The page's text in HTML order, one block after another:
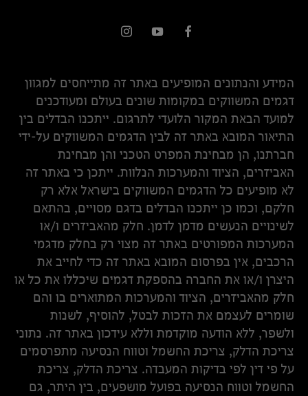
המידע והנתונים המופיעים באתר זה מתייחסים למגוון
דגמים המשווקים במקומות שונים בעולם ומעודכנים
למועד הבאת המקור הלועדי לתרגום. ייתכנו הבדלים בין
התיאור המובא באתר זה לבין הדגמים המשווקים על-ידי
חברתנו, הן מבחינת המפרט הטכני והן מבחינת
האביזרים, הציוד והמערכות הנלוות. ייתכן כי באתר זה
לא מופיעים כל הדגמים המשווקים בישראל אלא רק
חלקם, וכמו כן ייתכנו הבדלים בדגם מסויים, בהתאם
לשינויים הנעשים מדמן לדמן. חלק מהאביזרים ו/או
המערכות המפורטים באתר זה מצוי רק בחלק מדגמי
הרכבים, אין בפרסום המובא באתר זה כדי לחייב את
היצרן ו/או את החברה בהספקת דגמים שיכללו את כל או
חלק מהאביזרים, הציוד והמערכות המתוארים בו והם
שומרים לעצמם את הזכות לבטל, להוסיף, לשנות
ולשפר, ללא הודעה מוקדמת וללא עידכון באתר זה. נתוני
צריכת הדלק, צריכת החשמל וטווח הנסיעה מתפרסמים
על פי דין לפי בדיקות המעבדה. צריכת הדלק, צריכת
החשמל וטווח הנסיעה בפועל מושפעים, בין היתר, גם